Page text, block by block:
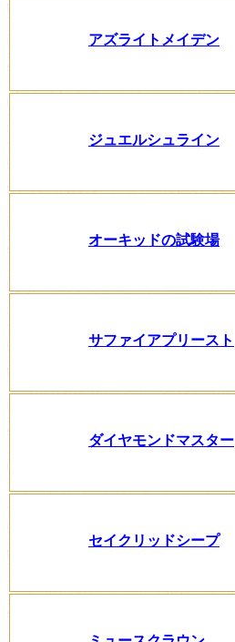
アズライトメイデン
ジュエルシュライン
オーキッドの試験場
サファイアプリースト
ダイヤモンドマスター
セイクリッドシープ